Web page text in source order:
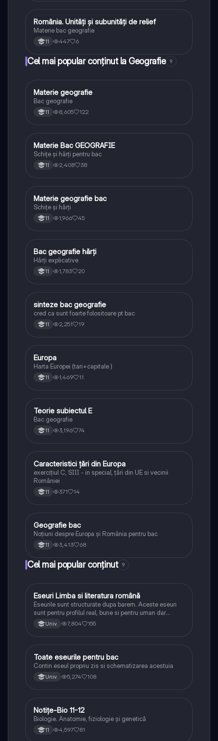
Geografie
România. Unități și subunități de relief
Materie bac geografie
11 447 6
Cel mai popular conținut la Geografie 9
Geografie
Materie geografie
Bac geografie
11 8,605 122
Geografie
Materie Bac GEOGRAFIE
Schițe și hărți pentru bac
11 2,408 38
Geografie
Materie geografie bac
Schițe și hărți
11 1,966 45
Geografie
Bac geografie hărți
Hărți explicative
11 1,783 20
Geografie
sinteze bac geografie
cred ca sunt foarte folositoare pt bac
11 2,251 19
Geografie
Europa
Harta Europei (tari+capitale )
11 1,469 11
Geografie
Teorie subiectul E
Bac geografie
11 3,196 74
Geografie
Caracteristici țări din Europa
exercițiul C, SIII - in special, țări din UE si vecinii
României
11 371 14
Geografie
Geografie bac
Noțiuni despre Europa și România pentru bac
11 3,413 68
Cel mai popular conținut 9
Limba și literatura română
Eseuri Limba si literatura română
Eseurile sunt structurate dupa barem. Aceste eseuri
sunt pentru profilul real, bune si pentru uman dar
lipsesc relatiile dintre personaje si caracrerizarile.
Univ. 7,804 155
Limba și literatura română
Toate eseurile pentru bac
Contin eseul propriu zis si schematizarea acestuia
Univ. 5,274 108
Biologie
Notițe-Bio 11-12
Biologie. Anatomie, fiziologie și genetică
11 4,597 81